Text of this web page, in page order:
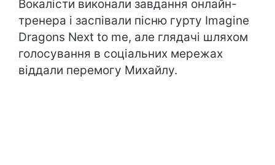
Вокалісти виконали завдання онлайн-
тренера і заспівали пісню гурту Imagine
Dragons Next to me, але глядачі шляхом
голосування в соціальних мережах
віддали перемогу Михайлу.